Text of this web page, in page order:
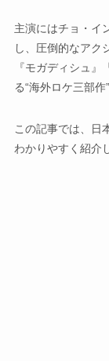
主演にはチョ・イ
し、圧倒的なアク
『モガディシュ
る“海外ロケ三部
この記事では、日
わかりやすく紹介